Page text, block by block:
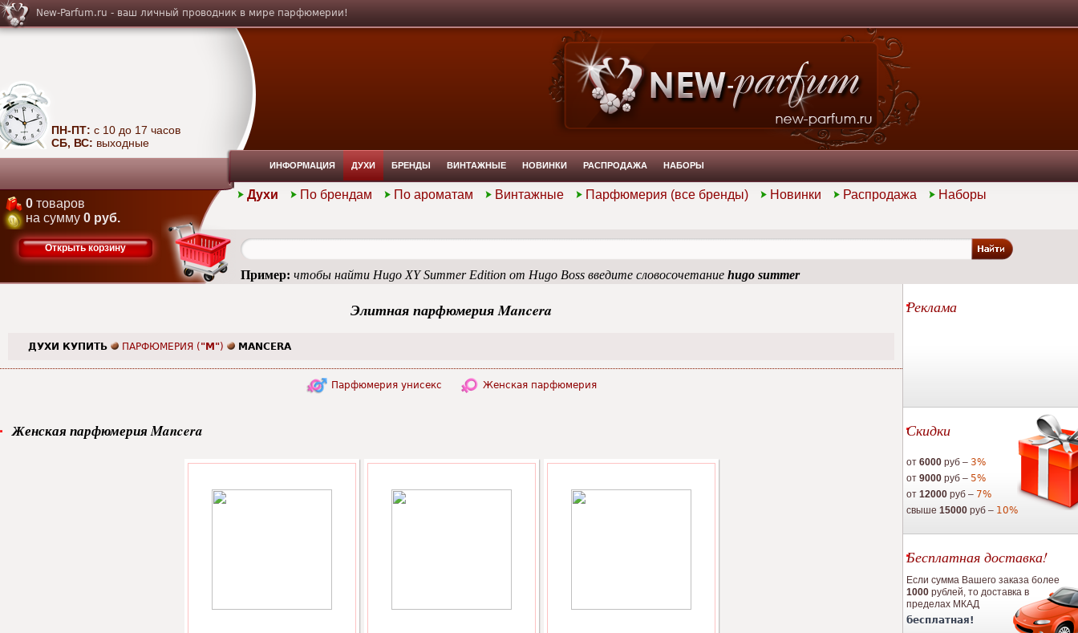
Элитная парфюмерия Mancera
ДУХИ КУПИТЬ ПАРФЮМЕРИЯ ( "M") MANCERA
Парфюмерия унисекс Женская парфюмерия
Женская парфюмерия Mancera
Реклама
Скидки
от 6000 руб – 3%
от 9000 руб – 5%
от 12000 руб – 7%
свыше 15000 руб – 10%
Бесплатная доставка!
Если сумма Вашего заказа более
1000 рублей, то доставка в
пределах МКАД
бесплатная!
New-Parfum.ru - ваш личный проводник в мире парфюмерии!
ПН-ПТ: с 10 до 17 часов
СБ, ВС: выходные
ИНФОРМАЦИЯ ДУХИ БРЕНДЫ ВИНТАЖНЫЕ НОВИНКИ РАСПРОДАЖА НАБОРЫ
Духи По брендам По ароматам Винтажные Парфюмерия (все бренды) Новинки Распродажа Наборы
0 товаров
на сумму 0 руб.
Открыть корзину
Пример: чтобы найти Hugo XY Summer Edition от Hugo Boss введите словосочетание hugo summer